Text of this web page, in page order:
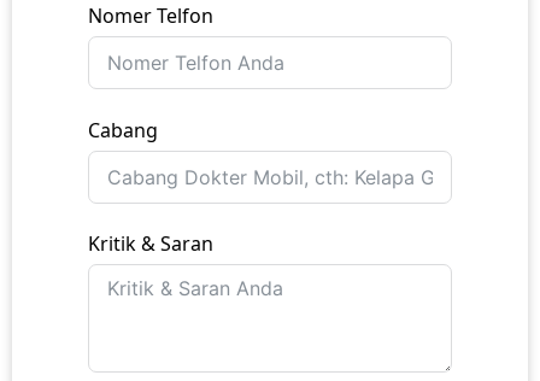
Nomer Telfon
Cabang
Kritik & Saran